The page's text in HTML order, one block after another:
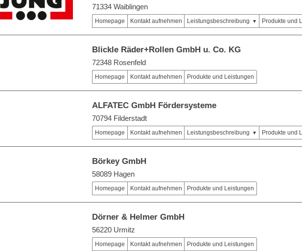
71334 Waiblingen
Homepage Kontakt aufnehmen Leistungsbeschreibung Produkte und
Blickle Räder+Rollen GmbH u. Co. KG
72348 Rosenfeld
Homepage Kontakt aufnehmen Produkte und Leistungen
ALFATEC GmbH Fördersysteme
70794 Filderstadt
Homepage Kontakt aufnehmen Leistungsbeschreibung Produkte und
Börkey GmbH
58089 Hagen
Homepage Kontakt aufnehmen Produkte und Leistungen
Dörner & Helmer GmbH
56220 Urmitz
Homepage Kontakt aufnehmen Produkte und Leistungen